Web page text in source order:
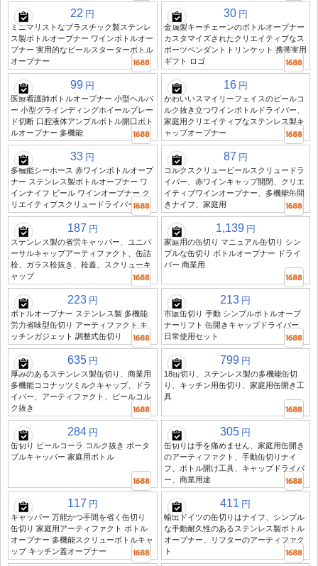
22 円
ミニマリストなプラスチック製ステンレ
ス製ボトルオープナー ワインボトルオー
プナー 実用的なビールスターターボトル
オープナー
30 円
金属製キーチェーンのボトルオープナー
カスタマイズされたクリエイティブなス
ポーツペンダントトリンケット 携帯実用
ギフト ロゴ
99 円
医療看護師ボトルオープナー 小型ヘルパ
ー 小型グラインディングホイールブレー
ド切断 口腔液体アンプルボトル開口ボト
ルオープナー 多機能
16 円
かわいいスマイリーフェイスのビールコ
ルク抜き立つワインボトルドライバー、
家庭用クリエイティブなステンレス製キ
ャップオープナー
33 円
多機能シーホース 赤ワインボトルオープ
ナー ステンレス製ボトルオープナー ワ
インナイフ ビール ワインオープナー ク
リエイティブスクリュードライバー
87 円
コルクスクリュービールスクリュードラ
イバー、赤ワインキャップ開閉、クリエ
イティブワインオープナー、多機能缶開
きナイフ、家庭用
187 円
ステンレス製の省労キャッパー、ユニバ
ーサルキャップアーティファクト、缶詰
栓、ガラス栓抜き、栓蓋、スクリューキ
ャップ
1,139 円
家庭用の缶切り マニュアル缶切り シン
プルな缶切り ボトルオープナー ドライ
バー 商業用
223 円
ボトルオープナー ステンレス製 多機能
労力省味型缶切り アーティファクト キ
ッチンガジェット 調整式缶切り
213 円
市販缶切り 手動 シンプルボトルオープ
ナーリフト 缶開きキャップドライバー
日常使用セット
635 円
厚みのあるステンレス製缶切り、商業用
多機能ココナッツミルクキャップ、ドラ
イバー、アーティファクト、ビールコル
ク抜き
799 円
18缶切り、ステンレス製の多機能缶切
り、キッチン用缶切り、家庭用缶開き工
具
284 円
缶切り ビールコーラ コルク抜き ポータ
ブルキャッパー 家庭用ボトル
305 円
缶切りは手を痛めません、家庭用缶開き
のアーティファクト、手動缶切りナイ
フ、ボトル開け工具、キャップドライバ
ー、商業用途
117 円
キャッパー 万能かつ手間を省く缶切り
缶切り 家庭用アーティファクト ボトル
オープナー 多機能スクリューボトルキャ
ップ キッチン蓋オープナー
411 円
輸出ドイツの缶切りはナイフ、シンプル
な手動耐久性のあるステンレス製ボトル
オープナー、リフターのアーティファク
ト